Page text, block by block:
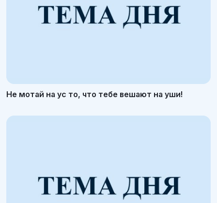
Не мотай на ус то, что тебе вешают на уши!